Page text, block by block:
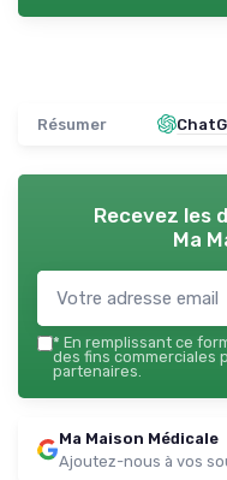
Résumer
Recevez les
Ma
* En remplissant ce
des fins commerciales
partenaires.
Ma Maison Médicale
Ajoutez-nous à vos